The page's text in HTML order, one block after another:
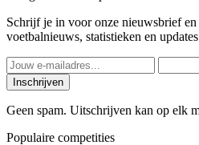
Schrijf je in voor onze nieuwsbrief en
voetbalnieuws, statistieken en
Inschrijven
Geen spam. Uitschrijven kan op elk
Populaire competities